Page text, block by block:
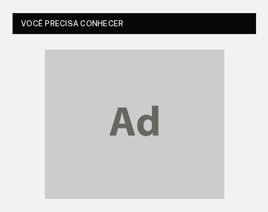
VOCÊ PRECISA CONHECER